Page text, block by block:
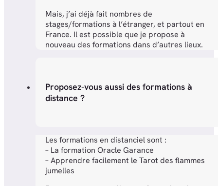
Mais, j’ai déjà fait nombres de
stages/formations à l’étranger, et partout en
France. Il est possible que je propose à
nouveau des formations dans d’autres lieux.
Proposez-vous aussi des formations à
distance ?
Les formations en distanciel sont :
– La formation Oracle Garance
– Apprendre facilement le Tarot des flammes
jumelles